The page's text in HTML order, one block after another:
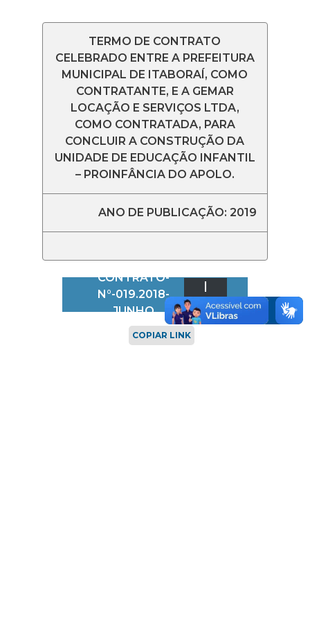
TERMO DE CONTRATO
CELEBRADO ENTRE A PREFEITURA
MUNICIPAL DE ITABORAÍ, COMO
CONTRATANTE, E A GEMAR
LOCAÇÃO E SERVIÇOS LTDA,
COMO CONTRATADA, PARA
CONCLUIR A CONSTRUÇÃO DA
UNIDADE DE EDUCAÇÃO INFANTIL
– PROINFÂNCIA DO APOLO.
ANO DE PUBLICAÇÃO: 2019
CONTRATO-
N°-019.2018-
JUNHO
|
BAIXAR
COPIAR LINK